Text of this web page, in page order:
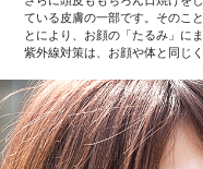
ている皮膚の一部です。そのこ
とにより、お顔の「たるみ」に
紫外線対策は、お顔や体と同じ